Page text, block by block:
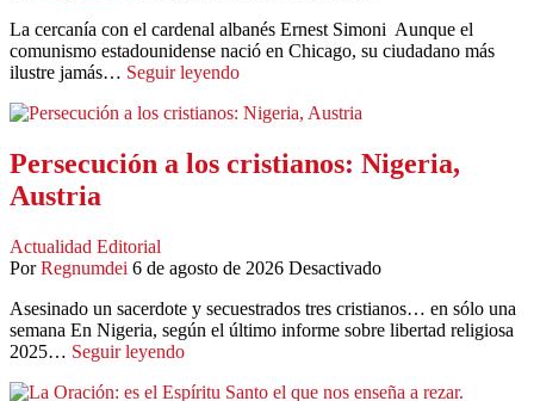
La cercanía con el cardenal albanés Ernest Simoni Aunque el
comunismo estadounidense nació en Chicago, su ciudadano más
ilustre jamás… Seguir leyendo
Persecución a los cristianos: Nigeria,
Austria
Actualidad Editorial
Por Regnumdei 6 de agosto de 2026 Desactivado
Asesinado un sacerdote y secuestrados tres cristianos… en sólo una
semana En Nigeria, según el último informe sobre libertad religiosa
2025… Seguir leyendo